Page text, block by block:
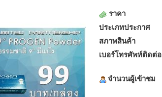
ราคา
ประเภทประกาศ
สภาพสินค้า
เบอร์โทรศัพท์ติดต่อ
จำนวนผู้เข้าชม